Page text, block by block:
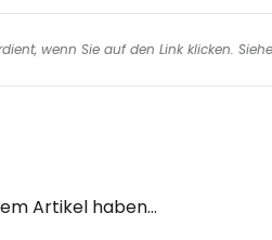
wenn Sie auf den Link klicken.
Artikel haben...